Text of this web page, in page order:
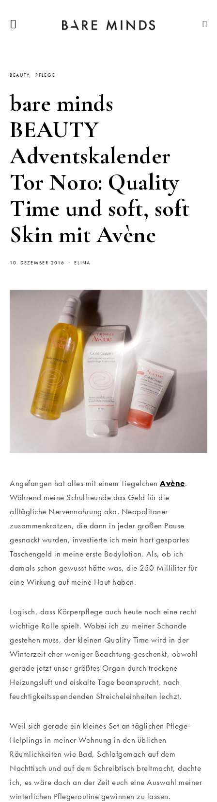
BEAUTY PFLEGE
bare minds
BEAUTY
Adventskalender
Tor No10: Quality
Time und soft, soft
Skin mit Avène
10. DEZEMBER 2016 ELINA
Angefangen hat alles mit einem Tiegelchen Avène.
Während meine Schulfreunde das Geld für die
alltägliche Nervennahrung aka. Neapolitaner
zusammenkratzen, die dann in jeder großen Pause
gesnackt wurden, investierte ich mein hart gespartes
Taschengeld in meine erste Bodylotion. Als, ob ich
damals schon gewusst hätte was, die 250 Milliliter für
eine Wirkung auf meine Haut haben.
Logisch, dass Körperpflege auch heute noch eine recht
wichtige Rolle spielt. Wobei ich zu meiner Schande
gestehen muss, der kleinen Quality Time wird in der
Winterzeit eher weniger Beachtung geschenkt, obwohl
gerade jetzt unser größtes Organ durch trockene
Heizungsluft und eiskalte Tage beansprucht, nach
feuchtigkeitsspendenden Streicheleinheiten lechzt.
Weil sich gerade ein kleines Set an täglichen Pflege-
Helplings in meiner Wohnung in den üblichen
Räumlichkeiten wie Bad, Schlafgemach auf dem
Nachttisch und auf dem Schreibtisch breitmacht, dachte
ich, es wäre doch an der Zeit euch eine Auswahl meiner
winterlichen Pflegeroutine gewinnen zu lassen.